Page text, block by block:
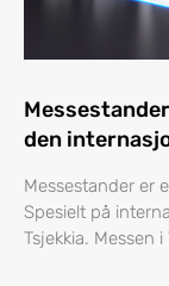
den
Messestander er
Spesielt på
Tsjekkia. Messen